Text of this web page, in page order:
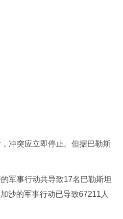
冲突应立即停止。但据巴勒斯
军事行动共导致17名巴勒斯坦
沙的军事行动已导致67211人